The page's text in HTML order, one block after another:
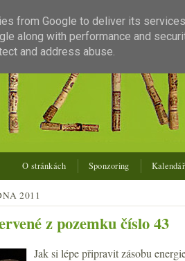
O stránkách Sponzoring
2011
z pozemku číslo 43
Jak si lépe připravit zásobu
from Google to deliver its
along with performance and
and address abuse.